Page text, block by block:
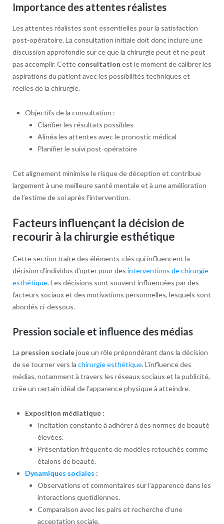
Importance des attentes réalistes
Les attentes réalistes sont essentielles pour la satisfaction
post-opératoire. La consultation initiale doit donc inclure une
discussion approfondie sur ce que la chirurgie peut et ne peut
pas accomplir. Cette consultation est le moment de calibrer les
aspirations du patient avec les possibilités techniques et
réelles de la chirurgie.
Objectifs de la consultation :
Clarifier les résultats possibles
Alinéa les attentes avec le pronostic médical
Planifier le suivi post-opératoire
Cet alignement minimise le risque de déception et contribue
largement à une meilleure santé mentale et à une amélioration
de l’estime de soi après l’intervention.
Facteurs influençant la décision de
recourir à la chirurgie esthétique
Cette section traite des éléments-clés qui influencent la
décision d’individus d’opter pour des interventions de chirurgie
esthétique. Les décisions sont souvent influencées par des
facteurs sociaux et des motivations personnelles, lesquels sont
abordés ci-dessous.
Pression sociale et influence des médias
La pression socialejoue un rôle prépondérant dans la décision
de se tourner vers la chirurgie esthétique. L’influence des
médias, notamment à travers les réseaux sociaux et la publicité,
crée un certain idéal de l’apparence physique à atteindre.
Exposition médiatique :
Incitation constante à adhérer à des normes de beauté
élevées.
Présentation fréquente de modèles retouchés comme
étalons de beauté.
Dynamiques sociales :
Observations et commentaires sur l’apparence dans les
interactions quotidiennes.
Comparaison avec les pairs et recherche d’une
acceptation sociale.